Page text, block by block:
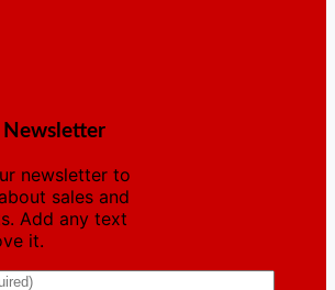
newsletter to
sales and
Add any text
it.